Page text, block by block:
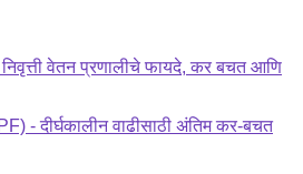
निवृत्ती वेतन प्रणालीचे फायदे, कर बचत आणि
- दीर्घकालीन वाढीसाठी अंतिम कर-बचत